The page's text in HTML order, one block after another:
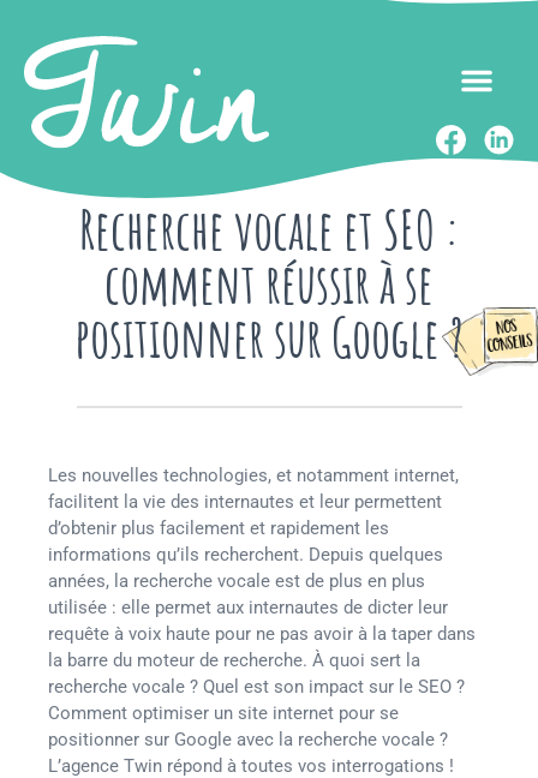
Recherche vocale et SEO :
comment réussir à se
positionner sur Google ?
Les nouvelles technologies, et notamment internet,
facilitent la vie des internautes et leur permettent
d’obtenir plus facilement et rapidement les
informations qu’ils recherchent. Depuis quelques
années, la recherche vocale est de plus en plus
utilisée : elle permet aux internautes de dicter leur
requête à voix haute pour ne pas avoir à la taper dans
la barre du moteur de recherche. À quoi sert la
recherche vocale ? Quel est son impact sur le SEO ?
Comment optimiser un site internet pour se
positionner sur Google avec la recherche vocale ?
L’agence Twin répond à toutes vos interrogations !